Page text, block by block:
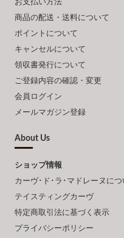
お支払い方法
商品の配送・送料について
ポイントについて
キャンセルについて
領収書発行について
ご登録内容の確認・変更
会員ログイン
メールマガジン登録
About Us
ショップ情報
カーヴ･ド･ラ･マドレーヌにつ
テイスティングカーヴ
特定商取引法に基づく表示
プライバシーポリシー